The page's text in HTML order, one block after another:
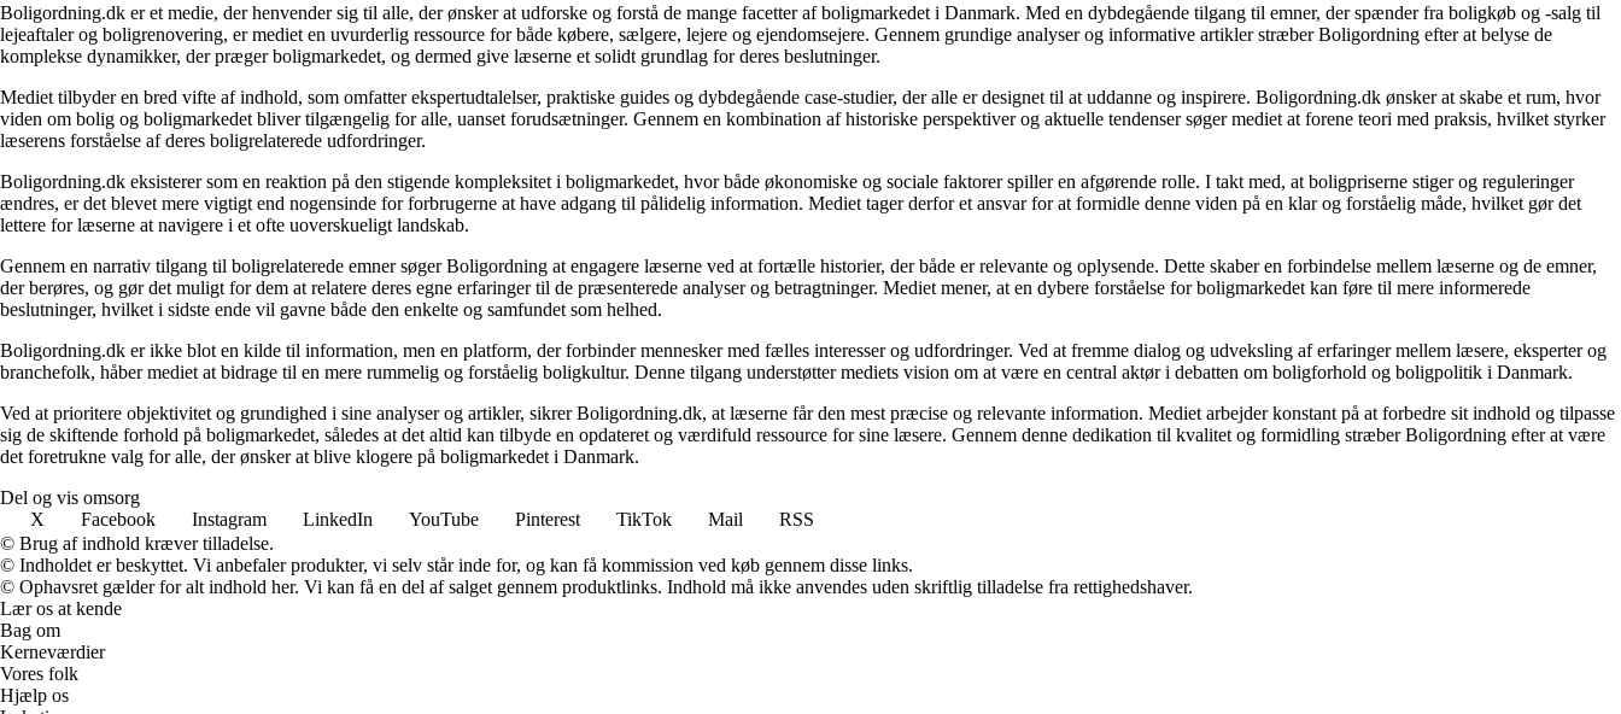
Boligordning.dk er et medie, der henvender sig til alle, der ønsker at udforske og forstå de mange facetter af boligmarkedet i Danmark. Med en dybdegående tilgang til emner, der spænder fra boligkøb og -salg til
lejeaftaler og boligrenovering, er mediet en uvurderlig ressource for både købere, sælgere, lejere og ejendomsejere. Gennem grundige analyser og informative artikler stræber Boligordning efter at belyse de
komplekse dynamikker, der præger boligmarkedet, og dermed give læserne et solidt grundlag for deres beslutninger.
Mediet tilbyder en bred vifte af indhold, som omfatter ekspertudtalelser, praktiske guides og dybdegående case-studier, der alle er designet til at uddanne og inspirere. Boligordning.dk ønsker at skabe et rum, hvor
viden om bolig og boligmarkedet bliver tilgængelig for alle, uanset forudsætninger. Gennem en kombination af historiske perspektiver og aktuelle tendenser søger mediet at forene teori med praksis, hvilket styrker
læserens forståelse af deres boligrelaterede udfordringer.
Boligordning.dk eksisterer som en reaktion på den stigende kompleksitet i boligmarkedet, hvor både økonomiske og sociale faktorer spiller en afgørende rolle. I takt med, at boligpriserne stiger og reguleringer
ændres, er det blevet mere vigtigt end nogensinde for forbrugerne at have adgang til pålidelig information. Mediet tager derfor et ansvar for at formidle denne viden på en klar og forståelig måde, hvilket gør det
lettere for læserne at navigere i et ofte uoverskueligt landskab.
Gennem en narrativ tilgang til boligrelaterede emner søger Boligordning at engagere læserne ved at fortælle historier, der både er relevante og oplysende. Dette skaber en forbindelse mellem læserne og de emner,
der berøres, og gør det muligt for dem at relatere deres egne erfaringer til de præsenterede analyser og betragtninger. Mediet mener, at en dybere forståelse for boligmarkedet kan føre til mere informerede
beslutninger, hvilket i sidste ende vil gavne både den enkelte og samfundet som helhed.
Boligordning.dk er ikke blot en kilde til information, men en platform, der forbinder mennesker med fælles interesser og udfordringer. Ved at fremme dialog og udveksling af erfaringer mellem læsere, eksperter og
branchefolk, håber mediet at bidrage til en mere rummelig og forståelig boligkultur. Denne tilgang understøtter mediets vision om at være en central aktør i debatten om boligforhold og boligpolitik i Danmark.
Ved at prioritere objektivitet og grundighed i sine analyser og artikler, sikrer Boligordning.dk, at læserne får den mest præcise og relevante information. Mediet arbejder konstant på at forbedre sit indhold og tilpasse
sig de skiftende forhold på boligmarkedet, således at det altid kan tilbyde en opdateret og værdifuld ressource for sine læsere. Gennem denne dedikation til kvalitet og formidling stræber Boligordning efter at være
det foretrukne valg for alle, der ønsker at blive klogere på boligmarkedet i Danmark.
Del og vis omsorg
X
Facebook Instagram LinkedIn YouTube Pinterest TikTok Mail
RSS
© Brug af indhold kræver tilladelse.
© Indholdet er beskyttet. Vi anbefaler produkter, vi selv står inde for, og kan få kommission ved køb gennem disse links.
© Ophavsret gælder for alt indhold her. Vi kan få en del af salget gennem produktlinks. Indhold må ikke anvendes uden skriftlig tilladelse fra rettighedshaver.
Lær os at kende
Bag om
Kerneværdier
Vores folk
Hjælp os